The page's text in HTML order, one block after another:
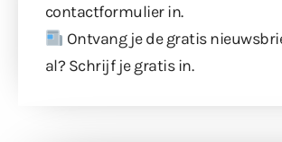
contactformulierin.
Ontvang je de gratis
al? Schrijf je gratis in.